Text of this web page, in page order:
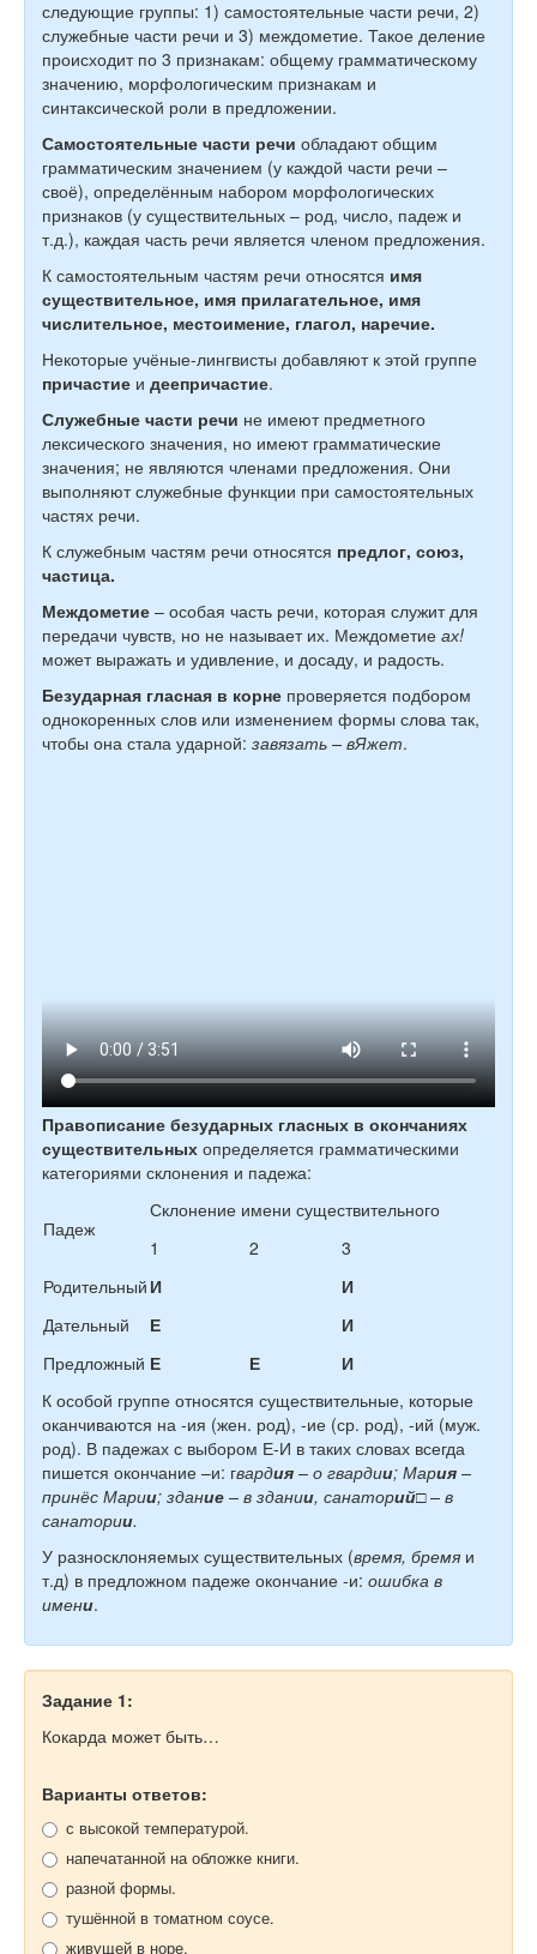
следующие группы: 1) самостоятельные части речи, 2)
служебные части речи и 3) междометие. Такое деление
происходит по 3 признакам: общему грамматическому
значению, морфологическим признакам и
синтаксической роли в предложении.
Самостоятельные части речи обладают общим
грамматическим значением (у каждой части речи –
своё), определённым набором морфологических
признаков (у существительных – род, число, падеж и
т.д.), каждая часть речи является членом предложения.
К самостоятельным частям речи относятся имя
существительное, имя прилагательное, имя
числительное, местоимение, глагол, наречие.
Некоторые учёные-лингвисты добавляют к этой группе
причастие и деепричастие.
Служебные части речи не имеют предметного
лексического значения, но имеют грамматические
значения; не являются членами предложения. Они
выполняют служебные функции при самостоятельных
частях речи.
К служебным частям речи относятся предлог, союз,
частица.
Междометие – особая часть речи, которая служит для
передачи чувств, но не называет их. Междометие ах!
может выражать и удивление, и досаду, и радость.
Безударная гласная в корне проверяется подбором
однокоренных слов или изменением формы слова так,
чтобы она стала ударной: завязать – вЯжет.
Правописание безударных гласных в окончаниях
существительных определяется грамматическими
категориями склонения и падежа:
Падеж
Склонение имени существительного
1
2
3
Родительный И
И
Дательный
Е
И
Предложный Е Е
И
К особой группе относятся существительные, которые
оканчиваются на -ия (жен. род), -ие (ср. род), -ий (муж.
род). В падежах с выбором Е-И в таких словах всегда
пишется окончание –и: гвардия – о гвардии; Мария –
принёс Марии; здание – в здании, санаторий□ – в
санатории.
У разносклоняемых существительных (время, бремя и
т.д) в предложном падеже окончание -и: ошибка в
имени.
Задание 1:
Кокарда может быть…
Варианты ответов:
с высокой температурой.
напечатанной на обложке книги.
разной формы.
тушённой в томатном соусе.
живущей в норе.